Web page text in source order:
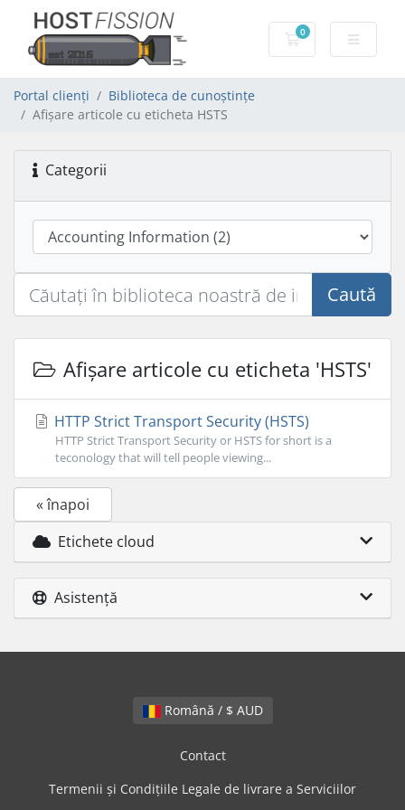
0
Coș de
Portal clienți
Biblioteca de cunoștințe
Afișare articole cu eticheta HSTS
Categorii
Caută
Afișare articole cu eticheta 'HSTS'
HTTP Strict Transport Security (HSTS)
HTTP Strict Transport Security or HSTS for short is a
teconology that will tell people viewing...
« înapoi
Etichete cloud
Asistență
Română / $ AUD
Contact
Termenii și Condițiile Legale de livrare a Serviciilor